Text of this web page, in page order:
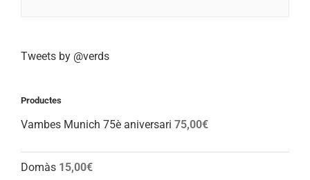
Tweets by @verds
Productes
Vambes Munich 75è aniversari 75,00€
Domàs 15,00€